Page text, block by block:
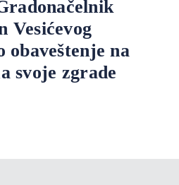
Vesićevog
obaveštenje na
svoje zgrade